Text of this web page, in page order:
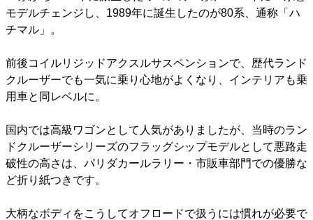
モデルチェンジし、1989年に誕生したのが80系、通称「ハ
チマル」。
前後コイルリジッドアクスルサスペンションで、歴代ランド
クルーザーでも一気に乗り心地がよくなり、インテリアも乗
用車と同レベルに。
国内では高級ワゴンとして人気がありましたが、当時のラン
ドクルーザーシリーズのフラッグシップモデルとして悪路走
破性の高さは、パリダカールラリー・市販車部門での優勝な
ど折り紙つきです。
大柄なボディをこうしてオフロードで扱うには慣れが必要で